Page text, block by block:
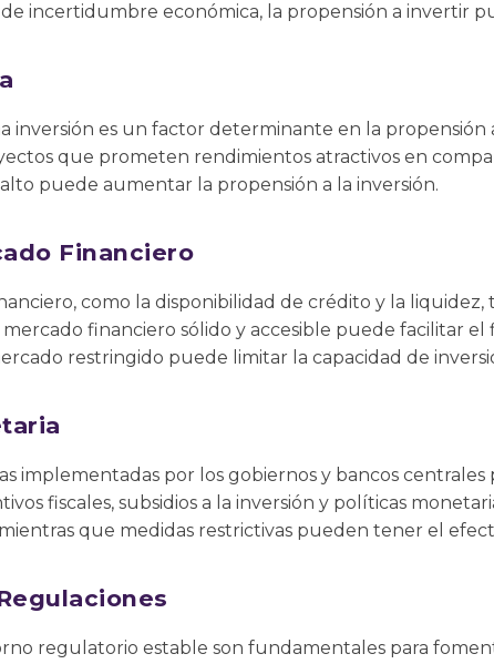
incertidumbre económica, la propensión a invertir
inversión es un factor determinante en la propensión
que prometen rendimientos atractivos en
puede aumentar la propensión a la inversión.
Financiero
como la disponibilidad de crédito y la
mercado financiero sólido y accesible puede facilitar
restringido puede limitar la capacidad de
implementadas por los gobiernos y bancos
fiscales, subsidios a la inversión y políticas
que medidas restrictivas pueden tener el
regulatorio estable son fundamentales para